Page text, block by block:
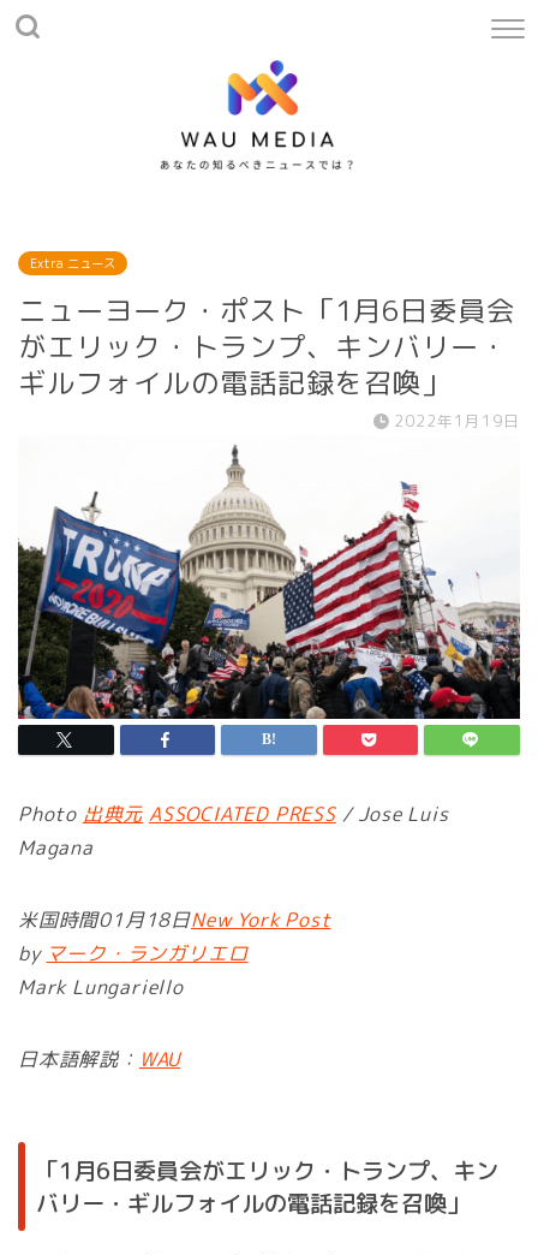
Extra ニュース
ニューヨーク・ポスト「1月6日委員会
がエリック・トランプ、キンバリー・
ギルフォイルの電話記録を召喚」
2022年1月19日
Photo 出典元 ASSOCIATED PRESS/ Jose Luis
Magana
米国時間01月18日New York Post
by マーク・ランガリエロ
Mark Lungariello
日本語解説： WAU
「1月6日委員会がエリック・トランプ、キン
バリー・ギルフォイルの電話記録を召喚」